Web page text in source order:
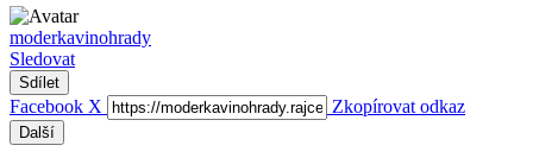
moderkavinohrady
Sledovat
Sdílet
Facebook X Zkopírovat odkaz
Další